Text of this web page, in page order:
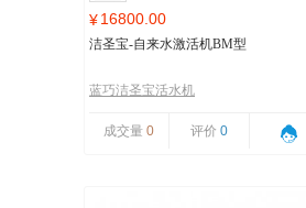
¥16800.00
洁圣宝-自来水激活机BM型
蓝巧洁圣宝活水机
成交量 0 评价 0